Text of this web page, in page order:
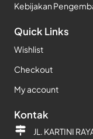
Kebijakan
Quick Links
Wishlist
Checkout
My account
Kontak
JL. KARTINI